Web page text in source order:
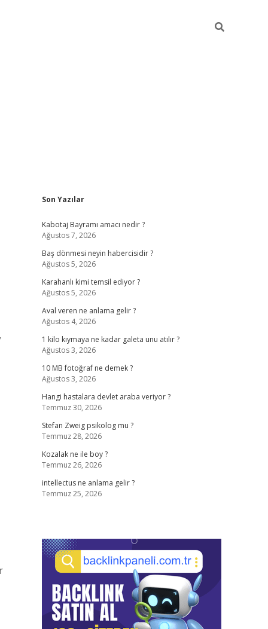
Sidebar
Son Yazılar
Kabotaj Bayramı amacı nedir ?
Ağustos 7, 2026
Baş dönmesi neyin habercisidir ?
Ağustos 5, 2026
Karahanlı kimi temsil ediyor ?
Ağustos 5, 2026
Aval veren ne anlama gelir ?
Ağustos 4, 2026
1 kilo kıymaya ne kadar galeta unu atılır ?
Ağustos 3, 2026
10 MB fotoğraf ne demek ?
Ağustos 3, 2026
Hangi hastalara devlet araba veriyor ?
Temmuz 30, 2026
Stefan Zweig psikolog mu ?
Temmuz 28, 2026
Kozalak ne ile boy ?
Temmuz 26, 2026
intellectus ne anlama gelir ?
Temmuz 25, 2026
ilbetvd casino giriş